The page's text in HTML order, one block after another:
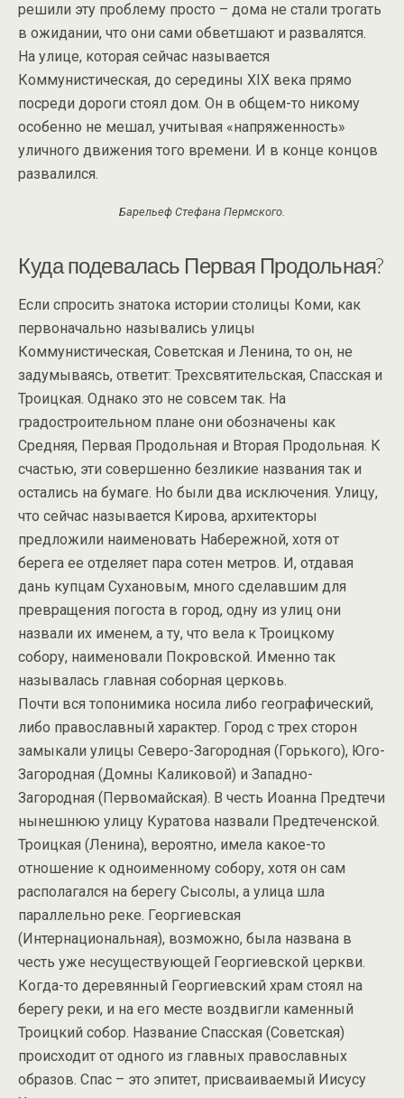
решили эту проблему просто – дома не стали трогать
в ожидании, что они сами обветшают и развалятся.
На улице, которая сейчас называется
Коммунистическая, до середины XIX века прямо
посреди дороги стоял дом. Он в общем-то никому
особенно не мешал, учитывая «напряженность»
уличного движения того времени. И в конце концов
развалился.
Барельеф Стефана Пермского.
Куда подевалась Первая Продольная?
Если спросить знатока истории столицы Коми, как
первоначально назывались улицы
Коммунистическая, Советская и Ленина, то он, не
задумываясь, ответит: Трехсвятительская, Спасская и
Троицкая. Однако это не совсем так. На
градостроительном плане они обозначены как
Средняя, Первая Продольная и Вторая Продольная. К
счастью, эти совершенно безликие названия так и
остались на бумаге. Но были два исключения. Улицу,
что сейчас называется Кирова, архитекторы
предложили наименовать Набережной, хотя от
берега ее отделяет пара сотен метров. И, отдавая
дань купцам Сухановым, много сделавшим для
превращения погоста в город, одну из улиц они
назвали их именем, а ту, что вела к Троицкому
собору, наименовали Покровской. Именно так
называлась главная соборная церковь.
Почти вся топонимика носила либо географический,
либо православный характер. Город с трех сторон
замыкали улицы Северо-Загородная (Горького), Юго-
Загородная (Домны Каликовой) и Западно-
Загородная (Первомайская). В честь Иоанна Предтечи
нынешнюю улицу Куратова назвали Предтеченской.
Троицкая (Ленина), вероятно, имела какое-то
отношение к одноименному собору, хотя он сам
располагался на берегу Сысолы, а улица шла
параллельно реке. Георгиевская
(Интернациональная), возможно, была названа в
честь уже несуществующей Георгиевской церкви.
Когда-то деревянный Георгиевский храм стоял на
берегу реки, и на его месте воздвигли каменный
Троицкий собор. Название Спасская (Советская)
происходит от одного из главных православных
образов. Спас – это эпитет, присваиваемый Иисусу